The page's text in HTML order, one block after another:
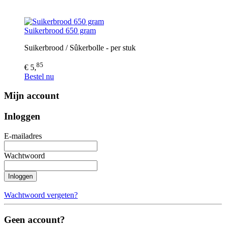
Suikerbrood 650 gram
Suikerbrood / Sûkerbolle - per stuk
€ 5,85
Bestel nu
Mijn account
Inloggen
E-mailadres
Wachtwoord
Inloggen
Wachtwoord vergeten?
Geen account?